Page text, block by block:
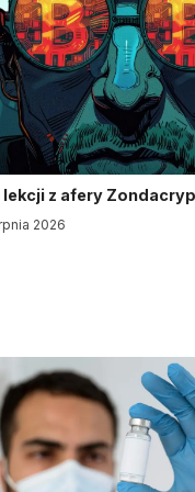
lekcji z afery
2026